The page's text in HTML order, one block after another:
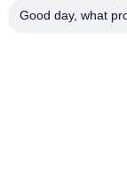
Good day, what